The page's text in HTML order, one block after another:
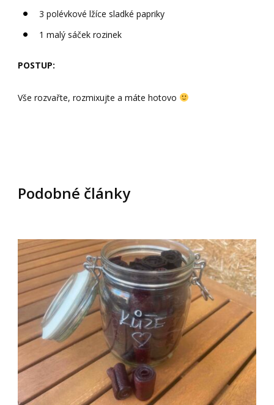
3 polévkové lžíce sladké papriky
1 malý sáček rozinek
POSTUP:
Vše rozvařte, rozmixujte a máte hotovo
Podobné články